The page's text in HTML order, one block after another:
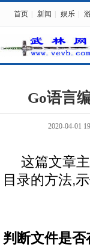
首页 新闻 娱乐
Go语言
2020-04-01
这篇文章
目录的方法,
判断文件是否